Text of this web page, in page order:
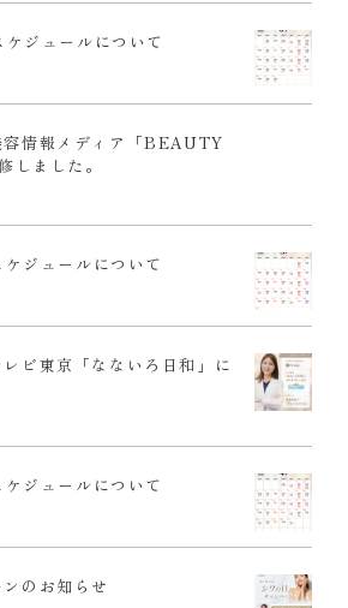
ジュールについて
容情報メディア「BEAUTY
ました。
ジュールについて
ビ東京「なないろ日和」に
ジュールについて
のお知らせ